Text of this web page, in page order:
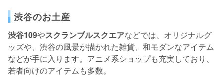
渋谷のお土産
渋谷109やスクランブルスクエアなどでは、オリジナルグ
ッズや、渋谷の風景が描かれた雑貨、和モダンなアイテム
などが手に入ります。アニメ系ショップも充実しており、
若者向けのアイテムも多数。